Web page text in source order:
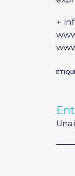
+
Leer
más
Una